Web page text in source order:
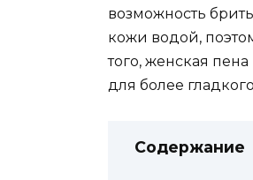
возможность
кожи водой,
того, женская
для более
Содержание